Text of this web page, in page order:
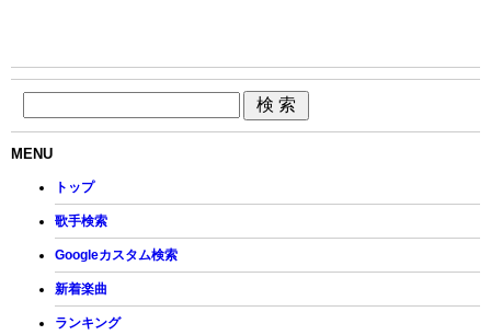
MENU
トップ
歌手検索
Googleカスタム検索
新着楽曲
ランキング